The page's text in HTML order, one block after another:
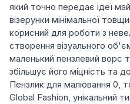
який точно передає ідеї
візерунки мінімальної
корисний для роботи з
створення візуального
маленький пензлевий ворс
збільшує його міцність та
Пензлик для малювання 0,
Global Fashion, унікальний